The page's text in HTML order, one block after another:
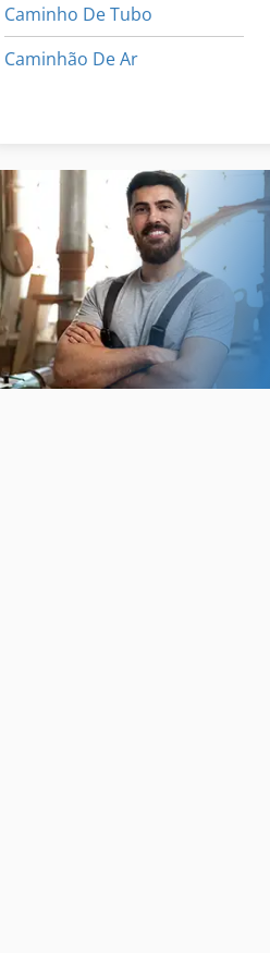
Caminho De Tubo
Caminhão De Ar
Canteiro De Obras
Carrinho De Compras